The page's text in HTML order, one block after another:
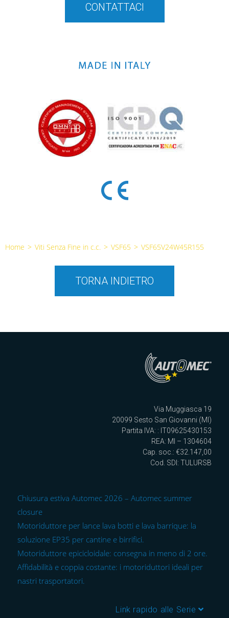
CONTATTACI
Home > Viti Senza Fine in c.c. > VSF65 > VSF65V24W45R155
TORNA INDIETRO
Via Muggiasca 19
20099 Sesto San Giovanni (MI)
Partita IVA: : IT09625430153
REA: MI – 1304604
Cap. soc.: €32.147,00
Cod. SDI: TULURSB
Chiusura estiva Automec 2026 – Automec summer
closure
Motoriduttore per lance lava botti e lava barrique: la
soluzione EP35 per cantine e birrifici.
Motoriduttore epicicloidale: consegna in meno di 2 ore.
Affidabilità e coppia costante: i motoriduttori ideali per
nastri trasportatori.
Link rapido alle Serie